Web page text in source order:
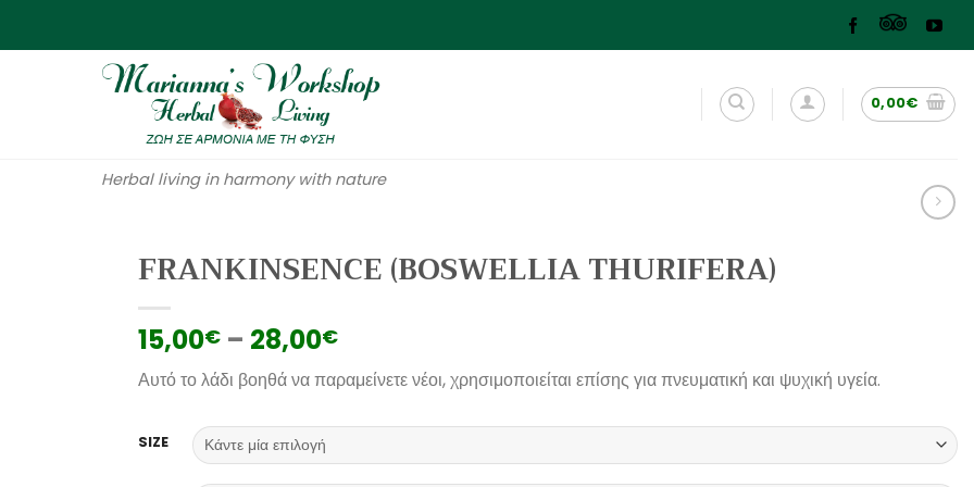
Herbal living in harmony with nature
0,00€
FRANKINSENCE (BOSWELLIA THURIFERA)
15,00€ – 28,00€
Αυτό το λάδι βοηθά να παραμείνετε νέοι, χρησιμοποιείται επίσης για πνευματική και ψυχική υγεία.
SIZE